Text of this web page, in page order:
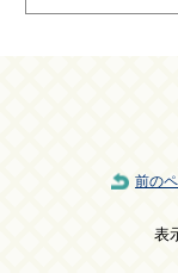
前の
表